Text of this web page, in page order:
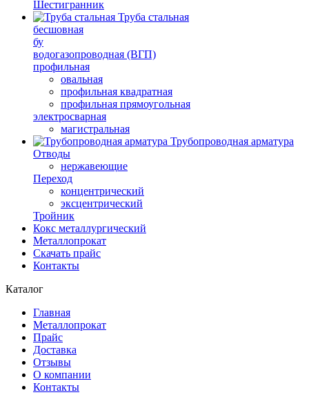
Шестигранник
Труба стальная
бесшовная
бу
водогазопроводная (ВГП)
профильная
овальная
профильная квадратная
профильная прямоугольная
электросварная
магистральная
Трубопроводная арматура
Отводы
нержавеющие
Переход
концентрический
эксцентрический
Тройник
Кокс металлургический
Металлопрокат
Скачать прайс
Контакты
Каталог
Главная
Металлопрокат
Прайс
Доставка
Отзывы
О компании
Контакты